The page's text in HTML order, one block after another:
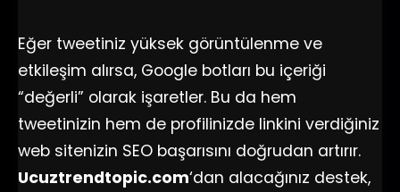
Eğer tweetiniz yüksek görüntülenme ve
etkileşim alırsa, Google botları bu içeriği
“değerli” olarak işaretler. Bu da hem
tweetinizin hem de profilinizde linkini verdiğiniz
web sitenizin SEO başarısını doğrudan artırır.
Ucuztrendtopic.com‘dan alacağınız destek,